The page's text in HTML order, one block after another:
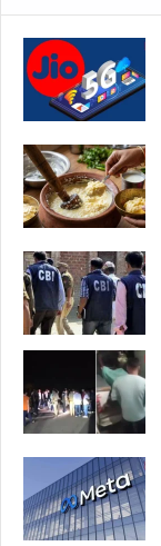
ष्ट्र
प
ति
के
से
ल्फी
सा
झा